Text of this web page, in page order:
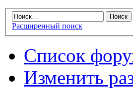
Расширенный поиск
Список
Изменить